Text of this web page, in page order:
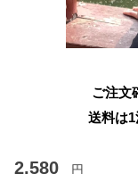
ご注文
送料は1
2,580 円